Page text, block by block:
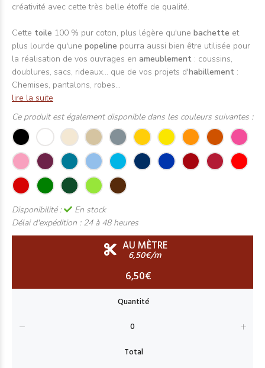
créativité avec cette très belle étoffe de qualité.
Cette toile 100 % pur coton, plus légère qu'une bachette et
plus lourde qu'une popeline pourra aussi bien être utilisée pour
la réalisation de vos ouvrages en ameublement : coussins,
doublures, sacs, rideaux... que de vos projets d'habillement :
Chemises, pantalons, robes...
lire la suite
Ce produit est également disponible dans les couleurs suivantes :
Disponibilité :
En stock
Délai d'expédition : 24 à 48 heures
AU MÈTRE
6,50€/m
6,50€